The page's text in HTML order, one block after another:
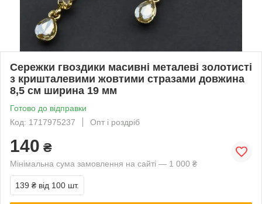
Сережки гвоздики масивні металеві золотисті
з кришталевими жовтими стразами довжина
8,5 см ширина 19 мм
Готово до відправки
Код: 1717975237
Опт і роздріб
140 ₴
Мінімальна сума замовлення на сайті — 1 000 ₴
139 ₴ від 100 шт.